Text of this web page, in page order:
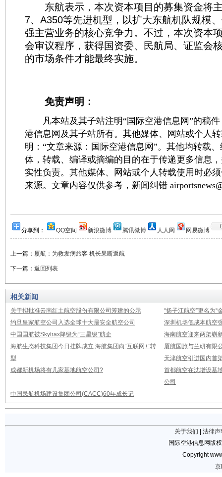
东航表示，本次资本项目的募集资金将
7、A350等先进机型，以扩大东航机队规模
强主营业务的核心竞争力。不过，本次资本
会审议程序，获得国资委、民航局、证监会
的市场条件才能最终实施。
免责声明：
凡本站及其子站注明“国际空港信息网”的稿件
港信息网及其子站所有。其他媒体、网站或个人
明：“文章来源：国际空港信息网”。其他均转载
体，转载、编译或摘编的目的在于传递更多信息
实性负责。其他媒体、网站或个人转载使用时必
来源。文章内容仅供参考，新闻纠错
分享到： QQ空间 新浪微博 腾讯微博 人人网 网易微博
上一篇： 厦航：为救发病旅客 机长果断返航
下一篇： 返回列表
相关新闻
关于拟批准云南红土航空股份有限公司筹建的公示
“扬子江航空”更名为“
约旦皇家航空公司入选全球十大最安全航空公司
深圳机场低成本航空
中国国航被Skytrax降级为“三星级”航企
海南航空迎来两架崭
海航生态科技集团今日挂牌成立 海航集团向“互联网+”转
型
厦航国旅与兰研有限
天津航空引进国内首
成都新机场将有几家基地航空公司?
首都航空在沈增设基
公司
中国民航机场建设集团公司(CACC)60年成长记
关于我们
法律声
国际空港信息网版
Copyright